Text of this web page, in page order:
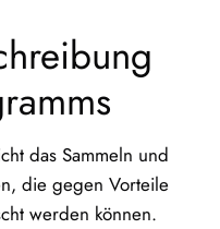
das Sammeln und
die gegen Vorteile
werden können.